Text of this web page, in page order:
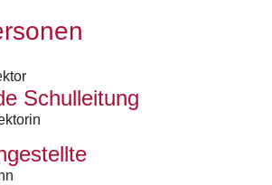
Schulleitung